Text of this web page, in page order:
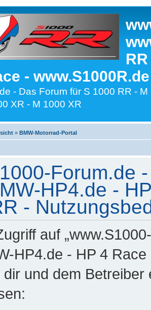
-
- Das Forum für S 1000 RR -
XR - M 1000 XR
» BMW-Motorrad-Portal
Forum.de
HP4.de -
-
auf
HP4.de - HP 4
und dem